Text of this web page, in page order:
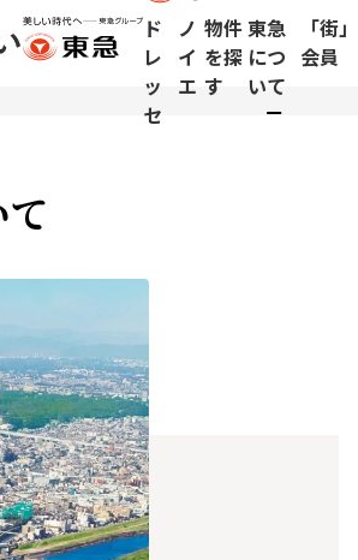
ド
レ
ッ
セ
ノ
イ
エ
物件
を探
す
東急
につ
いて
「街」
会員